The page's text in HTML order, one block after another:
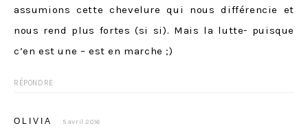
assumions cette chevelure qui nous différencie et
nous rend plus fortes (si si). Mais la lutte- puisque
c’en est une – est en marche ;)
RÉPONDRE
OLIVIA 5 avril 2016